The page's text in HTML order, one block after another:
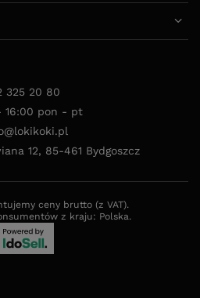
325 20 80
16:00 pon - pt
12, 85-461 Bydgoszcz
ceny brutto (z VAT).
z kraju: Polska.